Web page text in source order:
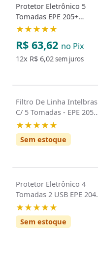
Protetor Eletrônico 5
Tomadas EPE 205+
Intelbras Branco
★★★★★
R$ 63,62 no Pix
12x R$ 6,02sem juros
Filtro De Linha Intelbras
C/ 5 Tomadas - EPE 205
BRANCO
★★★★★
Sem estoque
Protetor Eletrônico 4
Tomadas 2 USB EPE 204
USB 1 Metro Branco
Intelbras
★★★★★
Sem estoque